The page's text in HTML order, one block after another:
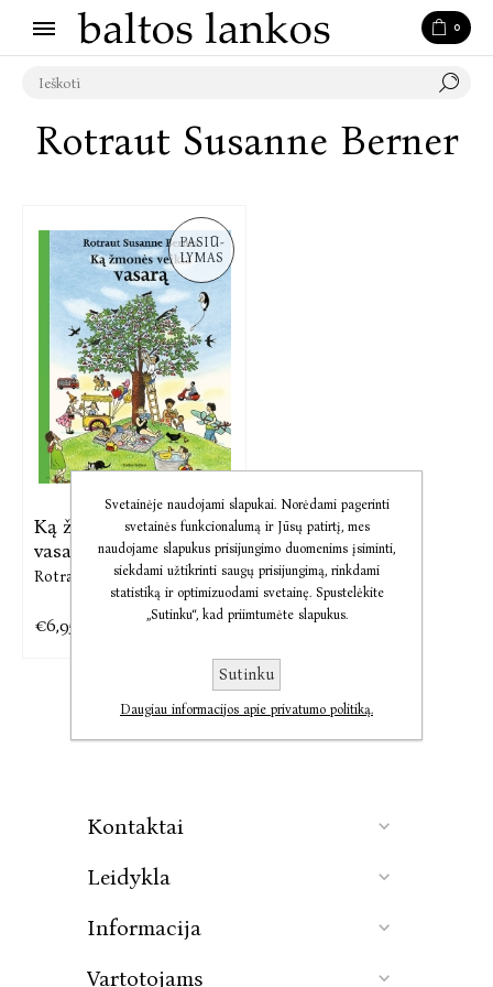
0
Rotraut Susanne Berner
PASIŪ-
LYMAS
Ką žmonės veikia
vasarą
Rotraut Susanne Berner
€6,95
Kontaktai
Leidykla
Informacija
Vartotojams
Svetainėje naudojami slapukai. Norėdami pagerinti
svetainės funkcionalumą ir Jūsų patirtį, mes
naudojame slapukus prisijungimo duomenims įsiminti,
siekdami užtikrinti saugų prisijungimą, rinkdami
statistiką ir optimizuodami svetainę. Spustelėkite
„Sutinku“, kad priimtumėte slapukus.
Sutinku
Daugiau informacijos apie privatumo politiką.